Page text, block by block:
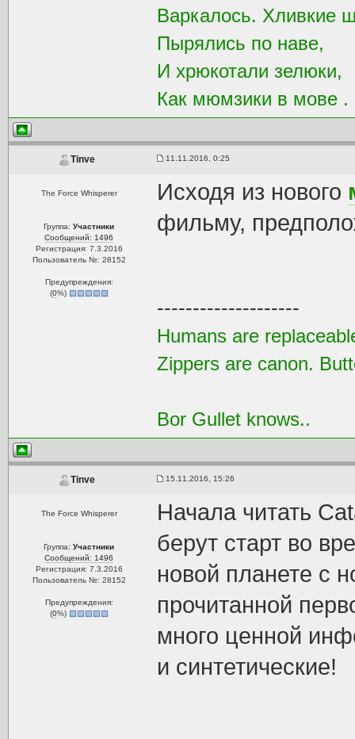
Варкалось. Хливкие
Пырялись по наве,
И хрюкотали зелюки,
Как мюмзики в мове .
Tinve 11.11.2016, 0:25
The Force Whisperer
Группа:Участники
Сообщений: 1496
Регистрация: 7.3.2016
Пользователь №: 28152
Предупреждения:
(0%)
Исходя из нового
фильму,
--------------------
Humans are
Zippers are canon.
Bor Gullet knows..
Tinve 15.11.2016, 15:26
The Force Whisperer
Группа:Участники
Сообщений: 1496
Регистрация: 7.3.2016
Пользователь №: 28152
Предупреждения:
(0%)
Начала читать
берут старт во
новой планете с
прочитанной
много ценной
и синтетические!